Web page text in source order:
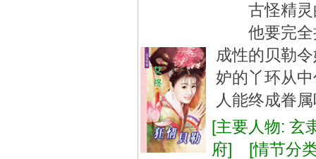
古怪精灵
他要完全
成性的贝
妒的丫环从
人能终成眷
[主要人物:
府] [情节分